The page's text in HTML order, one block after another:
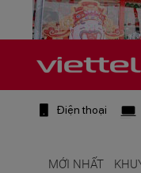
Điện thoại
MỚI NHẤT